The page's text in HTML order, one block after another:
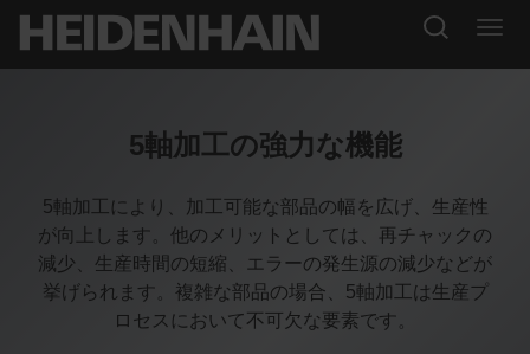
5軸加工の強力な機能
5軸加工により、加工可能な部品の幅を広げ、生産性
が向上します。他のメリットとしては、再チャックの
減少、生産時間の短縮、エラーの発生源の減少などが
挙げられます。複雑な部品の場合、5軸加工は生産プ
ロセスにおいて不可欠な要素です。